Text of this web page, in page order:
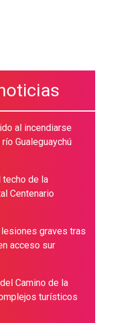
al incendiarse
Gualeguaychú
techo de la
Centenario
graves tras
acceso sur
Camino de la
turísticos